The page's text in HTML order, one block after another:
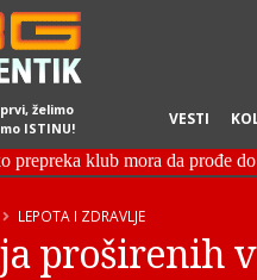
želimo
ISTINU!
VESTI
LEPOTA I ZDRAVLJE
proširenih